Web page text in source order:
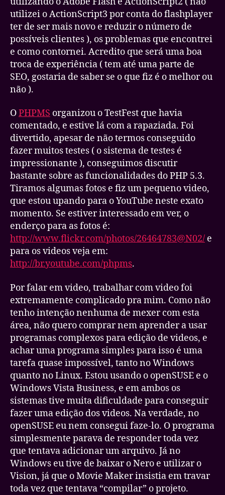
utilizei o ActionScript3 por conta do flashplayer
ter de ser mais novo e reduzir o número de
possíveis clientes ), os problemas que encontrei
e como contornei. Acredito que será uma boa
troca de experiência ( tem até uma parte de
SEO, gostaria de saber se o que fiz é o melhor ou
não ).
OPHPMS organizou o TestFest que havia
comentado, e estive lá com a rapaziada. Foi
divertido, apesar de não termos conseguido
fazer muitos testes ( o sistema de testes é
impressionante ), conseguimos discutir
bastante sobre as funcionalidades do PHP 5.3.
Tiramos algumas fotos e fiz um pequeno video,
que estou upando para o YouTube neste exato
momento. Se estiver interessado em ver, o
enderço para as fotos é:
http://www.flickr.com/photos/26464783@N02/ e
para os videos veja em:
http://br.youtube.com/phpms.
Por falar em video, trabalhar com video foi
extremamente complicado pra mim. Como não
tenho intenção nenhuma de mexer com esta
área, não quero comprar nem aprender a usar
programas complexos para edição de videos, e
achar uma programa simples para isso é uma
tarefa quase impossível, tanto no Windows
quanto no Linux. Estou usando o openSUSE e o
Windows Vista Business, e em ambos os
sistemas tive muita dificuldade para conseguir
fazer uma edição dos videos. Na verdade, no
openSUSE eu nem consegui faze-lo. O programa
simplesmente parava de responder toda vez
que tentava adicionar um arquivo. Já no
Windows eu tive de baixar o Nero e utilizar o
Vision, já que o Movie Maker insistia em travar
toda vez que tentava “compilar” o projeto.